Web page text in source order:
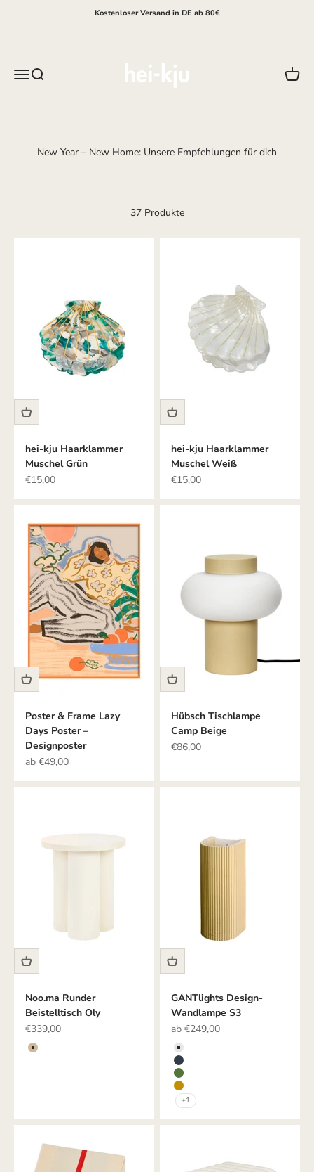
Kostenloser Versand in DE ab 80€
MenüSuche
37 Produkte
hei-kju Haarklammer
Muschel Grün
Angebot
€15,00
hei-kju Haarklammer
Muschel Weiß
Angebot
€15,00
Poster & Frame Lazy
Days Poster –
Designposter
Angebot
ab €49,00
Hübsch Tischlampe
Camp Beige
Angebot
€86,00
Noo.ma Runder
Beistelltisch Oly
Angebot
€339,00
Farbe
Beige
GANTlights Design-
Wandlampe S3
Angebot
ab €249,00
Farbe
HELLGRAU
DUNKELGRAU
GRÜN
SENF
+1